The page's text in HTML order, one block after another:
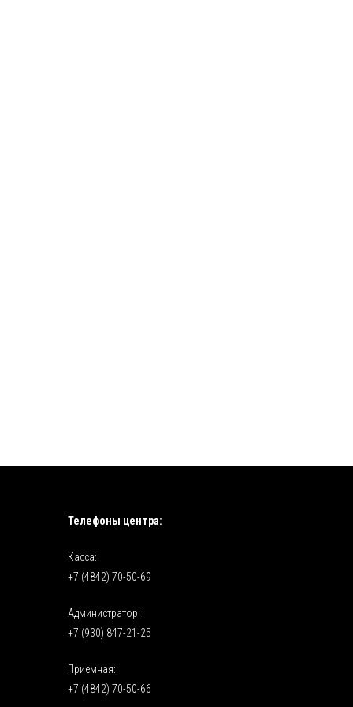
Телефоны центра:
Касса:
+7 (4842) 70-50-69
Администратор:
+7 (930) 847-21-25
Приемная:
+7 (4842) 70-50-66